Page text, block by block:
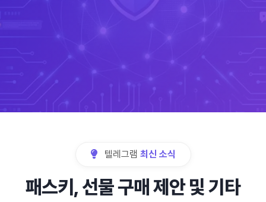
텔레그램 최신 소식
패스키, 선물 구매 제안 및 기타